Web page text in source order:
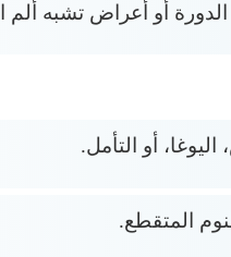
أو أعراض تشبه ألم
أو التأمل.
المتقطع.